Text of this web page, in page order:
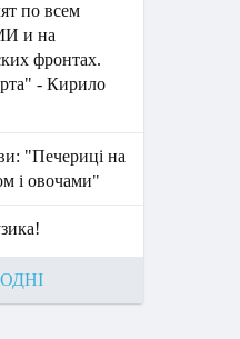
по всем
и на
фронтах.
- Кирило
"Печериці на
і овочами"